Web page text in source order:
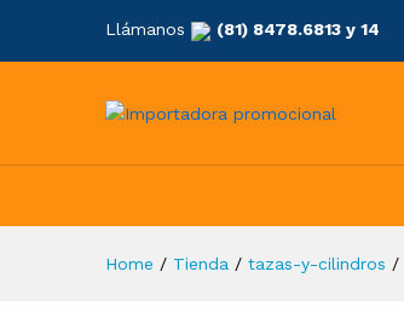
Llámanos (81) 8478.6813 y 14
Home / Tienda / tazas-y-cilindros /